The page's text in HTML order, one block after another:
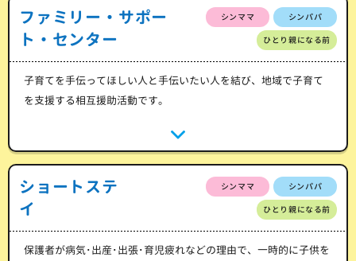
ファミリー・サポー
ト・センター
シンママ シンパパ
ひとり親になる前
子育てを手伝ってほしい人と手伝いたい人を結び、地域で子育て
を支援する相互援助活動です。
ショートステ
イ
シンママ シンパパ
ひとり親になる前
保護者が病気･出産･出張･育児疲れなどの理由で、一時的に子供を